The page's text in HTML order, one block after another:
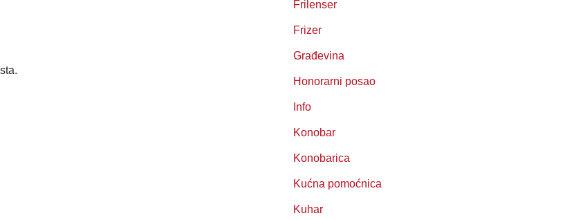
Frilenser
Frizer
Građevina
Honorarni posao
Info
Konobar
Konobarica
Kućna pomoćnica
Kuhar